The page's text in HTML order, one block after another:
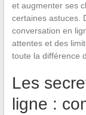
et augmenter ses
certaines astuces.
conversation en
attentes et des
toute la différence
Les
ligne :